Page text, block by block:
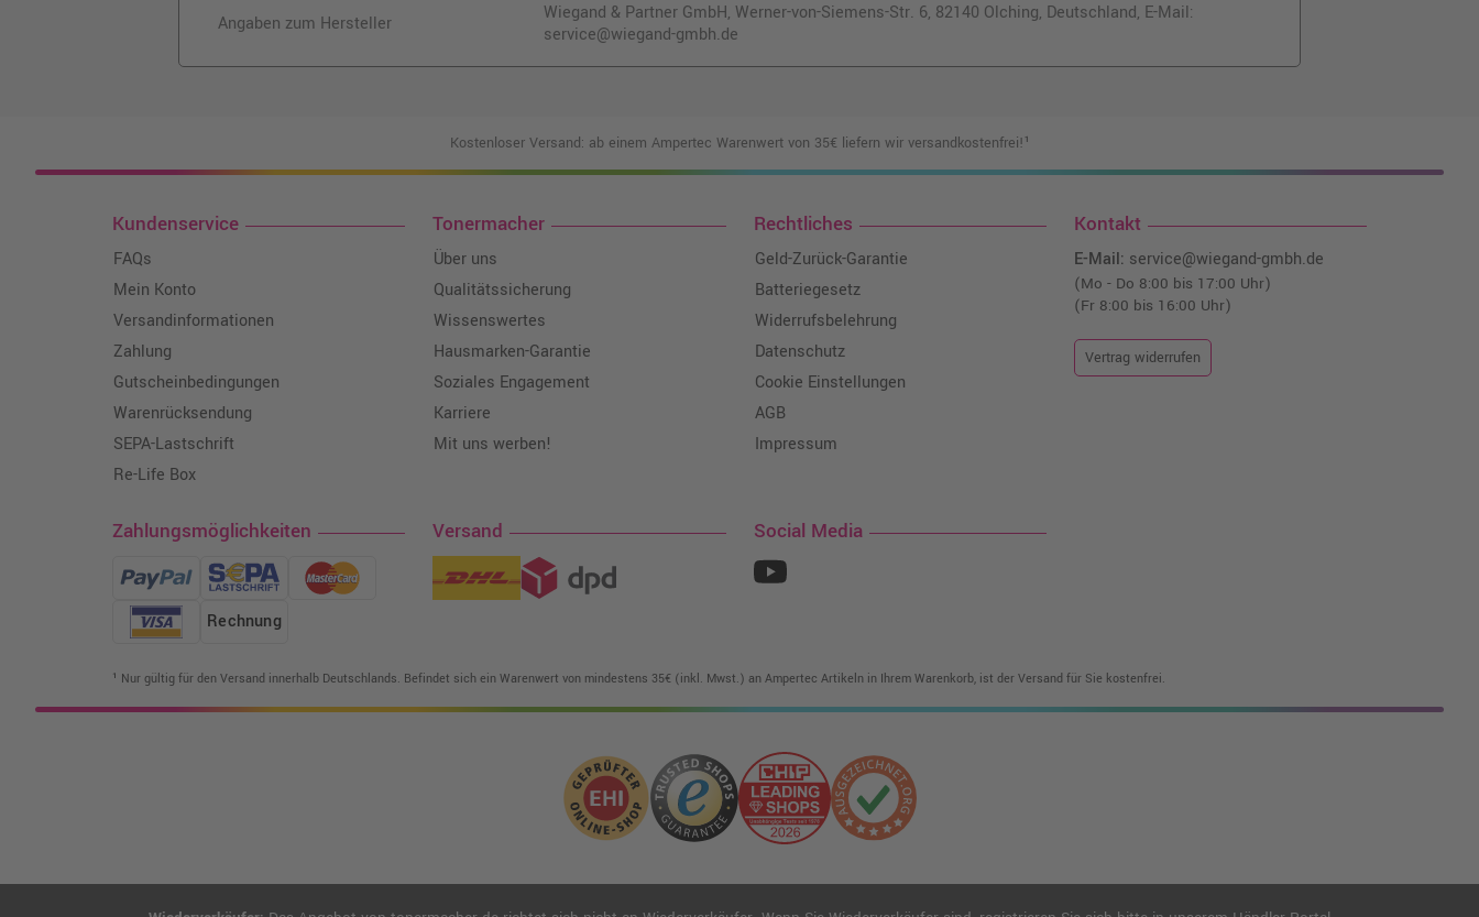
Angaben zum Hersteller
Wiegand & Partner GmbH, Werner-von-Siemens-Str. 6, 82140 Olching, Deutschland, E-Mail:
service@wiegand-gmbh.de
Kostenloser Versand: ab einem Ampertec Warenwert von 35€ liefern wir versandkostenfrei!¹
Kundenservice
FAQs
Mein Konto
Versandinformationen
Zahlung
Gutscheinbedingungen
Warenrücksendung
SEPA-Lastschrift
Re-Life Box
Tonermacher
Über uns
Qualitätssicherung
Wissenswertes
Hausmarken-Garantie
Soziales Engagement
Karriere
Mit uns werben!
Rechtliches
Geld-Zurück-Garantie
Batteriegesetz
Widerrufsbelehrung
Datenschutz
Cookie Einstellungen
AGB
Impressum
Kontakt
E-Mail: service@wiegand-gmbh.de
(Mo - Do 8:00 bis 17:00 Uhr)
(Fr 8:00 bis 16:00 Uhr)
Vertrag widerrufen
Zahlungsmöglichkeiten
Rechnung
Versand Social Media
¹ Nur gültig für den Versand innerhalb Deutschlands. Befindet sich ein Warenwert von mindestens 35€ (inkl. Mwst.) an Ampertec Artikeln in Ihrem Warenkorb, ist der Versand für Sie kostenfrei.